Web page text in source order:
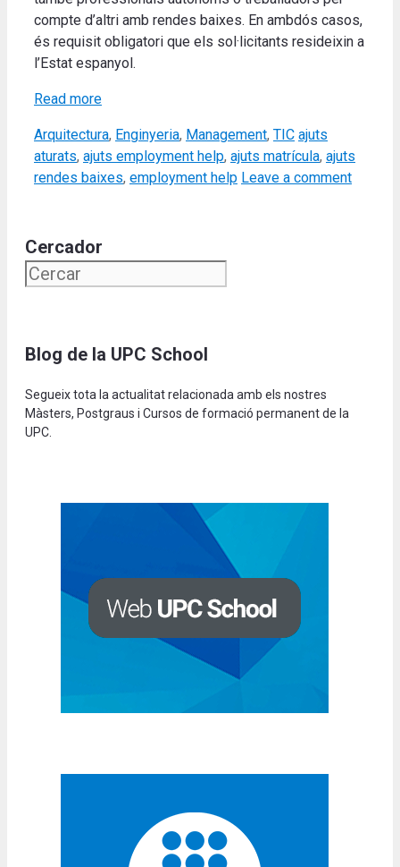
compte d’altri amb rendes baixes. En ambdós casos,
és requisit obligatori que els sol·licitants resideixin a
l’Estat espanyol.
Read more
Categories
Arquitectura, Enginyeria, Management, TIC Tags
ajuts
aturats, ajuts employment help, ajuts matrícula, ajuts
rendes baixes, employment help Leave a comment
Cercador
Blog de la UPC School
Segueix tota la actualitat relacionada amb els nostres
Màsters, Postgraus i Cursos de formació permanent de la
UPC.